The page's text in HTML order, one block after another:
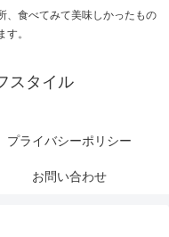
、食べてみて美味しかったもの
。
スタイル
プライバシーポリシー
お問い合わせ